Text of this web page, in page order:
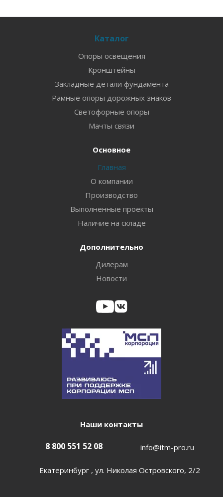
Каталог
Опоры освещения
Кронштейны
Закладные детали фундамента
Рамные опоры дорожных знаков
Светофорные опоры
Мачты связи
Основное
Главная
О компании
Производство
Выполненные проекты
Наличие на складе
Дополнительно
Дилерам
Новости
Наши контакты
8 800 551 52 08 info@itm-pro.ru
Екатеринбург , ул. Николая Островского, 2/2